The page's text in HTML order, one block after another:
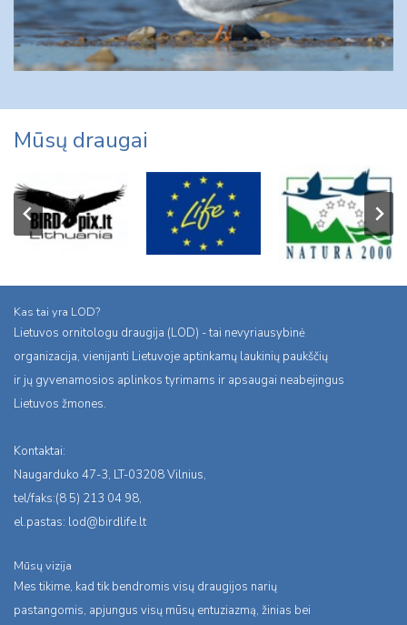
Mūsų draugai
Kas tai yra LOD?
Lietuvos ornitologu draugija (LOD) - tai nevyriausybinė
organizacija, vienijanti Lietuvoje aptinkamų laukinių paukščių
ir jų gyvenamosios aplinkos tyrimams ir apsaugai neabejingus
Lietuvos žmones.
Kontaktai:
Naugarduko 47-3, LT-03208 Vilnius,
tel/faks:(8 5) 213 04 98,
el.pastas: lod@birdlife.lt
Mūsų vizija
Mes tikime, kad tik bendromis visų draugijos narių
pastangomis, apjungus visų mūsų entuziazmą, žinias bei